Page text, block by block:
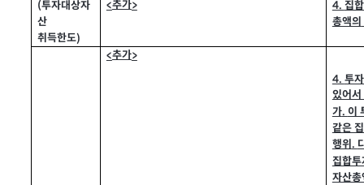
(투자대상자
산
취득한도)
<추가> 4. 집
총액의
<추가>
4. 투
있어서
가. 이
같은
행위.
집합투
자산총